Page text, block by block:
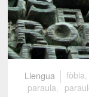
Llengua fòbia
paraula,